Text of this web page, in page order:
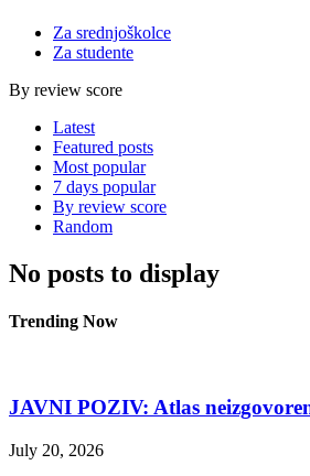
Za srednjoškolce
Za studente
By review score
Latest
Featured posts
Most popular
7 days popular
By review score
Random
No posts to display
Trending Now
JAVNI POZIV: Atlas
July 20, 2026